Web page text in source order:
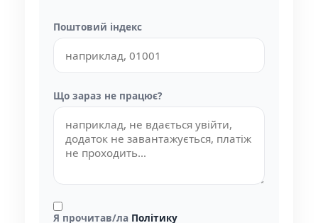
Поштовий індекс
Що зараз не працює?
Я прочитав/ла Політику